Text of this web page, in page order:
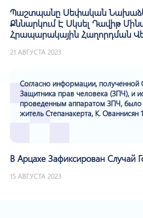
Պաշտպանը Սեփական
Քննարկում Է Սկսել Դավիթ
Հրապարակային Հաղորդման
21 АВГУСТА 2023
Согласно информации,
Защитника прав человека (ЗПЧ), и
проведенным аппаратом ЗПЧ, было
житель Степанакерта, К. Ованнисян
В Арцахе Зафиксирован Случай
15 АВГУСТА 2023